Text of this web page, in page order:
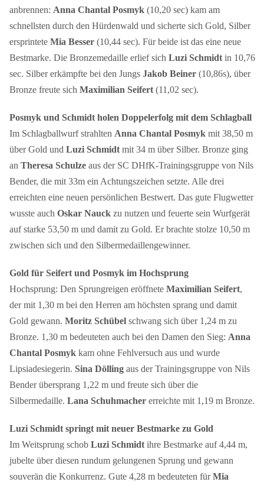
anbrennen: Anna Chantal Posmyk(10,20 sec) kam am
schnellsten durch den Hürdenwald und sicherte sich Gold, Silber
ersprintete Mia Besser (10,44 sec). Für beide ist das eine neue
Bestmarke. Die Bronzemedaille erlief sich Luzi Schmidtin 10,76
sec. Silber erkämpfte bei den Jungs Jakob Beiner(10,86s), über
Bronze freute sich Maximilian Seifert(11,02 sec).
Posmyk und Schmidt holen Doppelerfolg mit dem Schlagball
Im Schlagballwurf strahlten Anna Chantal Posmykmit 38,50 m
über Gold und Luzi Schmidtmit 34 m über Silber. Bronze ging
an Theresa Schulzeaus der SC DHfK-Trainingsgruppe von Nils
Bender, die mit 33m ein Achtungszeichen setzte. Alle drei
erreichten eine neuen persönlichen Bestwert. Das gute Flugwetter
wusste auch Oskar Nauckzu nutzen und feuerte sein Wurfgerät
auf starke 53,50 m und damit zu Gold. Er brachte stolze 10,50 m
zwischen sich und den Silbermedaillengewinner.
Gold für Seifert und Posmyk im Hochsprung
Hochsprung: Den Sprungreigen eröffnete Maximilian Seifert,
der mit 1,30 m bei den Herren am höchsten sprang und damit
Gold gewann. Moritz Schübel schwang sich über 1,24 m zu
Bronze. 1,30 m bedeuteten auch bei den Damen den Sieg: Anna
Chantal Posmykkam ohne Fehlversuch aus und wurde
Lipsiadesiegerin. Sina Döllingaus der Trainingsgruppe von Nils
Bender übersprang 1,22 m und freute sich über die
Silbermedaille. Lana Schuhmachererreichte mit 1,19 m Bronze.
Luzi Schmidt springt mit neuer Bestmarke zu Gold
Im Weitsprung schob Luzi Schmidtihre Bestmarke auf 4,44 m,
jubelte über diesen rundum gelungenen Sprung und gewann
souverän die Konkurrenz. Gute 4,28 m bedeuteten fürMia